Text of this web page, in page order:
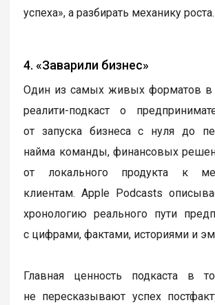
успеха», а разбирать механику роста.
4. «Заварили бизнес»
Один из самых живых форматов в
реалити-подкаст о
от запуска бизнеса с нуля до
найма команды, финансовых
от локального продукта к
клиентам. Apple Podcasts
хронологию реального пути
с цифрами, фактами, историями и
Главная ценность подкаста в
не пересказывают успех